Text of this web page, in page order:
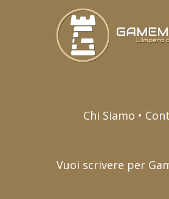
Chi Siamo •
Vuoi scrivere per